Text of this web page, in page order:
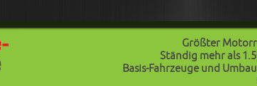
Größter
Ständig mehr als
Basis-Fahrzeuge und